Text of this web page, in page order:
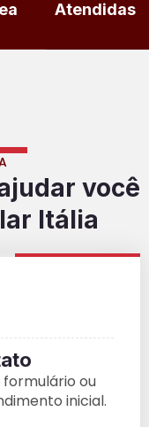
Atendidas
você
Itália
formulário ou
inicial.